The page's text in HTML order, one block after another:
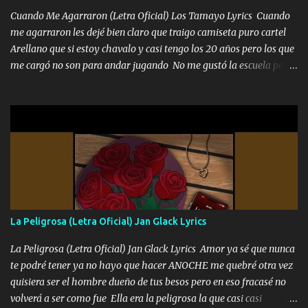
Cuando Me Agarraron (Letra Oficial) Los Tamayo Lyrics Cuando
me agarraron les dejé bien claro que traigo camiseta puro cartel
Arellano que si estoy chavalo y casi tengo los 20 años pero los que
me cargó no son para andar jugando No me gustó la escuela pero
Yo Soy El De Las Pacas Sobrino Del Brazo Armad0 Con mi Glock
fajado y mi R terciado me van a ver allá por TJ para un licenciado
mando un abrazo andamos al cien Choritas también Música
Ando en la colonia bien acelerado traigo un M2 que nunca me ha
fallado para mi compadre mandó un fuerte abrazo también al
Especial sabe que lo apreciamos En los mejores antros me verán
tomando con mujeres hermosas y botellas destapando siempre
bien cuidado bien atrabancado y a los que me conocen ya saben de
lo que hablo Entre lob...
La Peligrosa (Letra Oficial) Jan Glack Lyrics
La Peligrosa (Letra Oficial) Jan Glack Lyrics Amor ya sé que nunca
te podré tener ya no hayo que hacer ANOCHE me quebré otra vez
quisiera ser el hombre dueño de tus besos pero en eso fracasé no
volverá a ser como fue Ella era la peligrosa la que casi casi